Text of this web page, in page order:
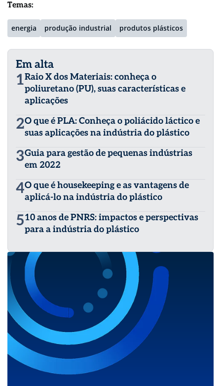
Temas:
energia produção industrial produtos plásticos
Em alta
1Raio X dos Materiais: conheça o
poliuretano (PU), suas características e
aplicações
2O que é PLA: Conheça o poliácido láctico e
suas aplicações na indústria do plástico
3Guia para gestão de pequenas indústrias
em 2022
4O que é housekeeping e as vantagens de
aplicá-lo na indústria do plástico
510 anos de PNRS: impactos e perspectivas
para a indústria do plástico